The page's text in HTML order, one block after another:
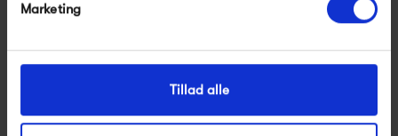
Marketing
Tillad alle